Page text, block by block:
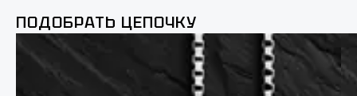
ПОДОБРАТЬ ЦЕПОЧКУ